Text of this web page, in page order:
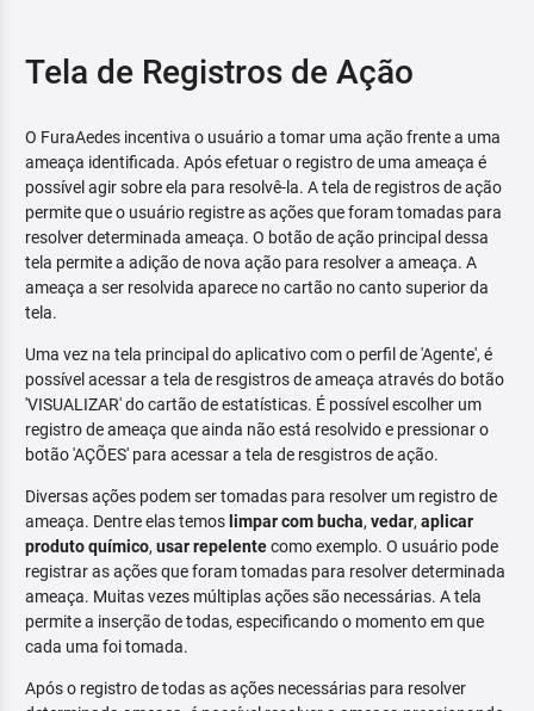
Tela de Registros de Ação
O FuraAedes incentiva o usuário a tomar uma ação frente a uma
ameaça identificada. Após efetuar o registro de uma ameaça é
possível agir sobre ela para resolvê-la. A tela de registros de ação
permite que o usuário registre as ações que foram tomadas para
resolver determinada ameaça. O botão de ação principal dessa
tela permite a adição de nova ação para resolver a ameaça. A
ameaça a ser resolvida aparece no cartão no canto superior da
tela.
Uma vez na tela principal do aplicativo com o perfil de 'Agente', é
possível acessar a tela de resgistros de ameaça através do botão
'VISUALIZAR' do cartão de estatísticas. É possível escolher um
registro de ameaça que ainda não está resolvido e pressionar o
botão 'AÇÕES' para acessar a tela de resgistros de ação.
Diversas ações podem ser tomadas para resolver um registro de
ameaça. Dentre elas temos limpar com bucha, vedar, aplicar
produto químico, usar repelentecomo exemplo. O usuário pode
registrar as ações que foram tomadas para resolver determinada
ameaça. Muitas vezes múltiplas ações são necessárias. A tela
permite a inserção de todas, especificando o momento em que
cada uma foi tomada.
Após o registro de todas as ações necessárias para resolver